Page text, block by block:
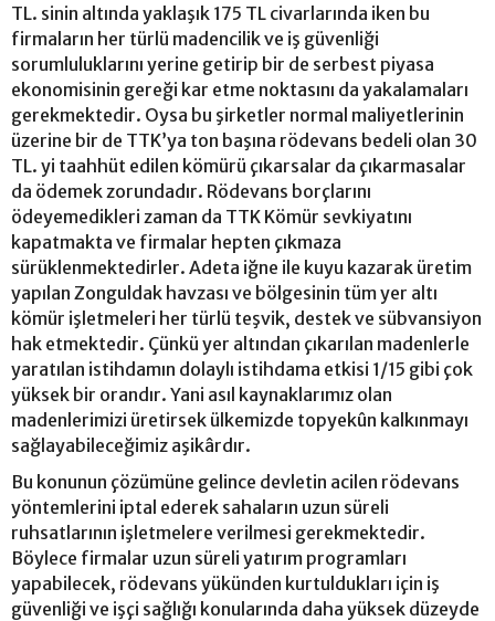
TL. sinin altında yaklaşık 175 TL civarlarında iken bu
firmaların her türlü madencilik ve iş güvenliği
sorumluluklarını yerine getirip bir de serbest piyasa
ekonomisinin gereği kar etme noktasını da yakalamaları
gerekmektedir. Oysa bu şirketler normal maliyetlerinin
üzerine bir de TTK’ya ton başına rödevans bedeli olan 30
TL. yi taahhüt edilen kömürü çıkarsalar da çıkarmasalar
da ödemek zorundadır. Rödevans borçlarını
ödeyemedikleri zaman da TTK Kömür sevkiyatını
kapatmakta ve firmalar hepten çıkmaza
sürüklenmektedirler. Adeta iğne ile kuyu kazarak üretim
yapılan Zonguldak havzası ve bölgesinin tüm yer altı
kömür işletmeleri her türlü teşvik, destek ve sübvansiyon
hak etmektedir. Çünkü yer altından çıkarılan madenlerle
yaratılan istihdamın dolaylı istihdama etkisi 1/15 gibi çok
yüksek bir orandır. Yani asıl kaynaklarımız olan
madenlerimizi üretirsek ülkemizde topyekûn kalkınmayı
sağlayabileceğimiz aşikârdır.
Bu konunun çözümüne gelince devletin acilen rödevans
yöntemlerini iptal ederek sahaların uzun süreli
ruhsatlarının işletmelere verilmesi gerekmektedir.
Böylece firmalar uzun süreli yatırım programları
yapabilecek, rödevans yükünden kurtuldukları için iş
güvenliği ve işçi sağlığı konularında daha yüksek düzeyde